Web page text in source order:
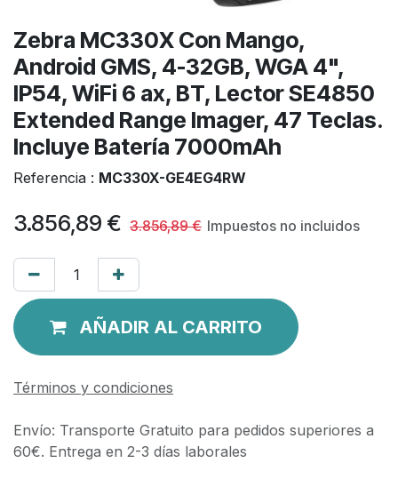
Zebra MC330X Con Mango,
Android GMS, 4-32GB, WGA 4",
IP54, WiFi 6 ax, BT, Lector SE4850
Extended Range Imager, 47 Teclas.
Incluye Batería 7000mAh
Referencia : MC330X-GE4EG4RW
3.856,89 € 3.856,89€ Impuestos no incluidos
AÑADIR AL CARRITO
Términos y condiciones
Envío: Transporte Gratuito para pedidos superiores a
60€. Entrega en 2-3 días laborales